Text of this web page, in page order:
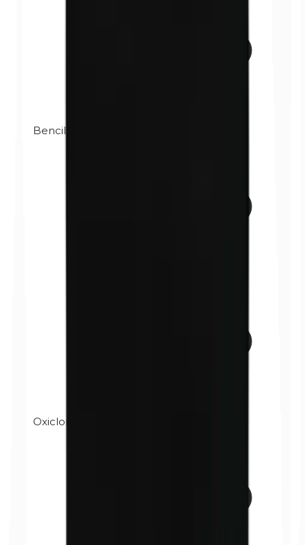
Bencilparabenos
Oxicloruro de bismuto